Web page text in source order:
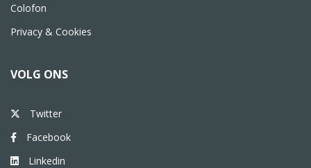
Colofon
Privacy & Cookies
VOLG ONS
Twitter
Facebook
Linkedin